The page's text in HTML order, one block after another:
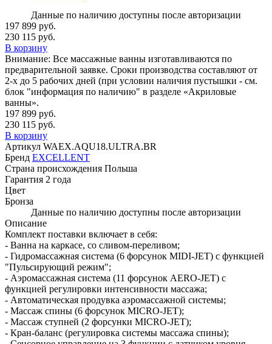
Данные по наличию доступны после авторизации
197 899 руб.
230 115 руб.
В корзину
Внимание: Все массажные ванны изготавливаются по
предварительной заявке. Сроки производства составляют от
2-х до 5 рабочих дней (при условии наличия пустышки - см.
блок "информация по наличию" в разделе «Акриловые
ванны».
197 899 руб.
230 115 руб.
В корзину
Артикул WAEX.AQU18.ULTRA.BR
Бренд EXCELLENT
Страна происхождения Польша
Гарантия 2 года
Цвет
Бронза
Данные по наличию доступны после авторизации
Описание
Комплект поставки включает в себя:
- Ванна на каркасе, со сливом-переливом;
- Гидромассажная система (6 форсунок MIDI-JET) с функцией
"Пульсирующий режим";
- Аэромассажная система (11 форсунок AERO-JET) с
функцией регулировки интенсивности массажа;
- Автоматическая продувка аэромассажной системы;
- Массаж спины (6 форсунок MICRO-JET);
- Массаж ступней (2 форсунки MICRO-JET);
- Кран-баланс (регулировка системы массажа спины);